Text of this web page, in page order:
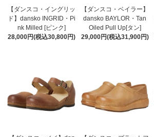
【ダンスコ・イングリッ
ド】dansko INGRID・Pi
nk Milled [ピンク]
28,000円(税込30,800円)
【ダンスコ・ベイラー】
dansko BAYLOR・Tan
Oiled Pull Up[タン]
29,000円(税込31,900円)